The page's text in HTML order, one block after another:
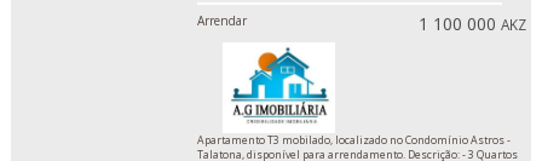
Arrendar 1 100 000AKZ
Apartamento T3 mobilado, localizado no Condomínio Astros -
Talatona, disponível para arrendamento. Descrição: - 3 Quartos